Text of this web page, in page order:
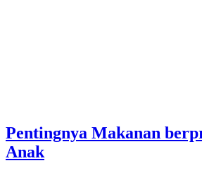
Pentingnya Makanan
Anak